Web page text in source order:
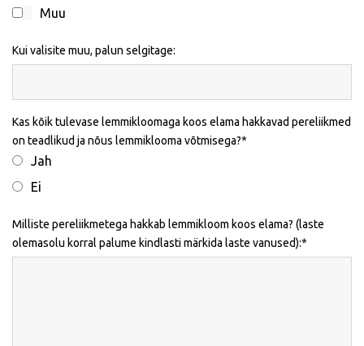
Muu
Kui valisite muu, palun selgitage:
Kas kõik tulevase lemmikloomaga koos elama hakkavad pereliikmed
on teadlikud ja nõus lemmiklooma võtmisega?
Jah
Ei
Milliste pereliikmetega hakkab lemmikloom koos elama? (laste
olemasolu korral palume kindlasti märkida laste vanused):